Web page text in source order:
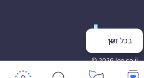
בכל זמן
© 2026 lee co il